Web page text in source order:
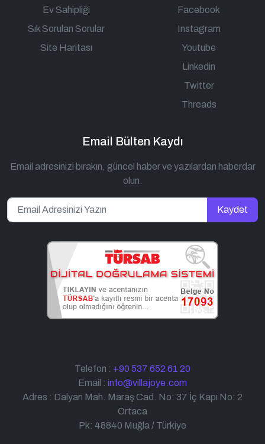
Ev Sahipliği
Sık Sorulan Sorular
Site Haritası
Facebook
Instagram
Youtube
Linkedin
Twitter
Threads
Email Bülten Kaydı
Email adresinizi bırakın, güncel haber ve yazılardan haberdar
olun.
Kaydet
Telefon : +90 537 652 61 20
Email : info@villajoye.com
Adres : Dalyan Mah. Maraş Cad. No: 37 İç Kapı No: 2
Ortaca
Pk: 48840 Muğla / Türkiye